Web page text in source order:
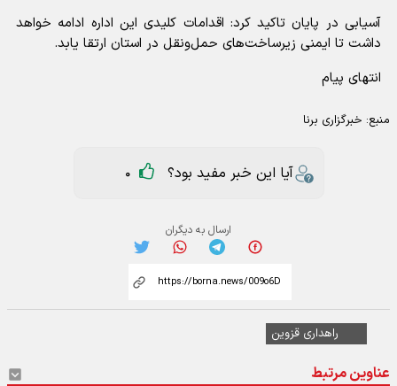
آسیابی در پایان تاکید کرد: اقدامات کلیدی این اداره ادامه خواهد
داشت تا ایمنی زیرساخت‌های حمل‌ونقل در استان ارتقا یابد.
انتهای پیام
منبع: خبرگزاری برنا
آیا این خبر مفید بود؟ 0
ارسال به دیگران
راهداری قزوین
عناوین مرتبط